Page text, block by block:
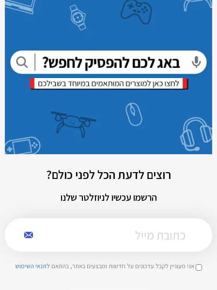
רוצים לדעת הכל לפני כולם?
הרשמו עכשיו לניוזלטר שלנו
אני מעוניין לקבל עדכונים על חדשות ומבצעים באתר, בהתאם לתנאי השימוש